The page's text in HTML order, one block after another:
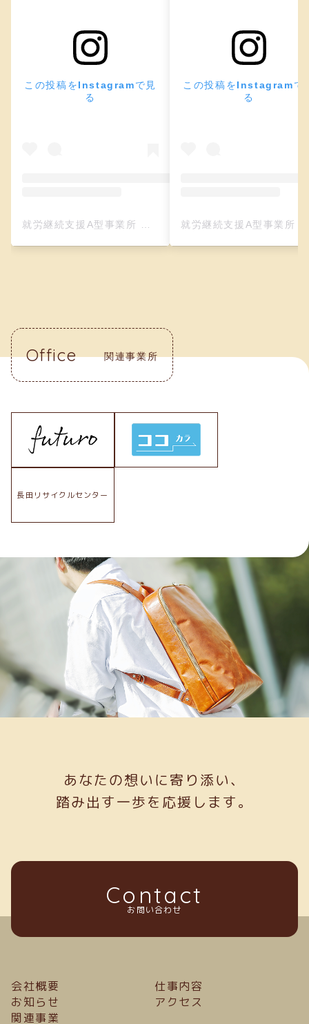
この投稿をInstagramで見
る
この投稿をInstagramで
る
Office 関連事業所
長田リサイクルセンター
あなたの想いに寄り添い、
踏み出す一歩を応援します。
Contact
お問い合わせ
会社概要
仕事内容
お知らせ
アクセス
関連事業